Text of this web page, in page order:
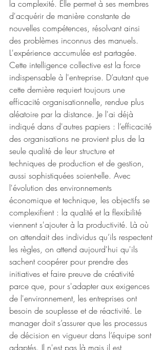
la complexité. Elle permet à ses membres
d'acquérir de manière constante de
nouvelles compétences, résolvant ainsi
des problèmes inconnus des manuels.
L'expérience accumulée est partagée.
Cette intelligence collective est la force
indispensable à l'entreprise. D’autant que
cette dernière requiert toujours une
efficacité organisationnelle, rendue plus
aléatoire par la distance. Je l'ai déjà
indiqué dans d'autres papiers : l’efficacité
des organisations ne provient plus de la
seule qualité de leur structure et
techniques de production et de gestion,
aussi sophistiquées soient-elle. Avec
l'évolution des environnements
économique et technique, les objectifs se
complexifient : la qualité et la flexibilité
viennent s'ajouter à la productivité. Là où
on attendait des individus qu’ils respectent
les règles, on attend aujourd'hui qu'ils
sachent coopérer pour prendre des
initiatives et faire preuve de créativité
parce que, pour s'adapter aux exigences
de l'environnement, les entreprises ont
besoin de souplesse et de réactivité. Le
manager doit s’assurer que les processus
de décision en vigueur dans l’équipe sont
adaptés. Il n'est pas là mais il est